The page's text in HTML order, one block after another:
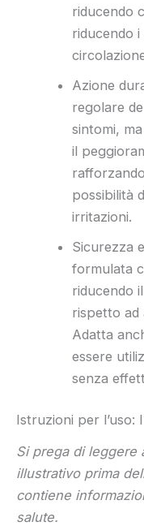
riducendo
riducendo
Azione
regolare
sintomi,
il
possibilità
irritazioni.
Sicurezza
formulata
riducendo
rispetto ad
Adatta
essere
senza
Istruzioni per l’uso:
Si prega di leggere
illustrativo prima
contiene
salute.